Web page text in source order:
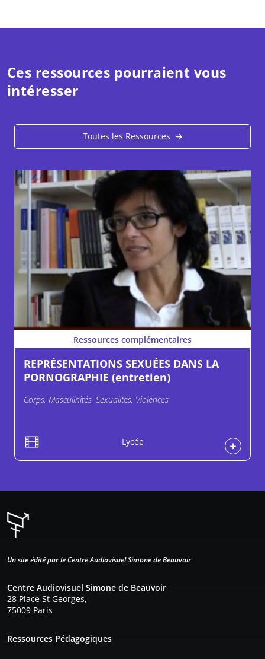
Ces ressources pourraient vous
intéresser
Toutes les Ressources
Ressources complémentaires
REPRÉSENTATIONS SEXUÉES DANS LA
PORNOGRAPHIE (entretien)
Corps, Masculinités, Sexualités, Violences
Lycée
Un site édité par le Centre Audiovisuel Simone de Beauvoir
Centre Audiovisuel Simone de Beauvoir
28 Place St Georges,
75009 Paris
Ressources Pédagogiques